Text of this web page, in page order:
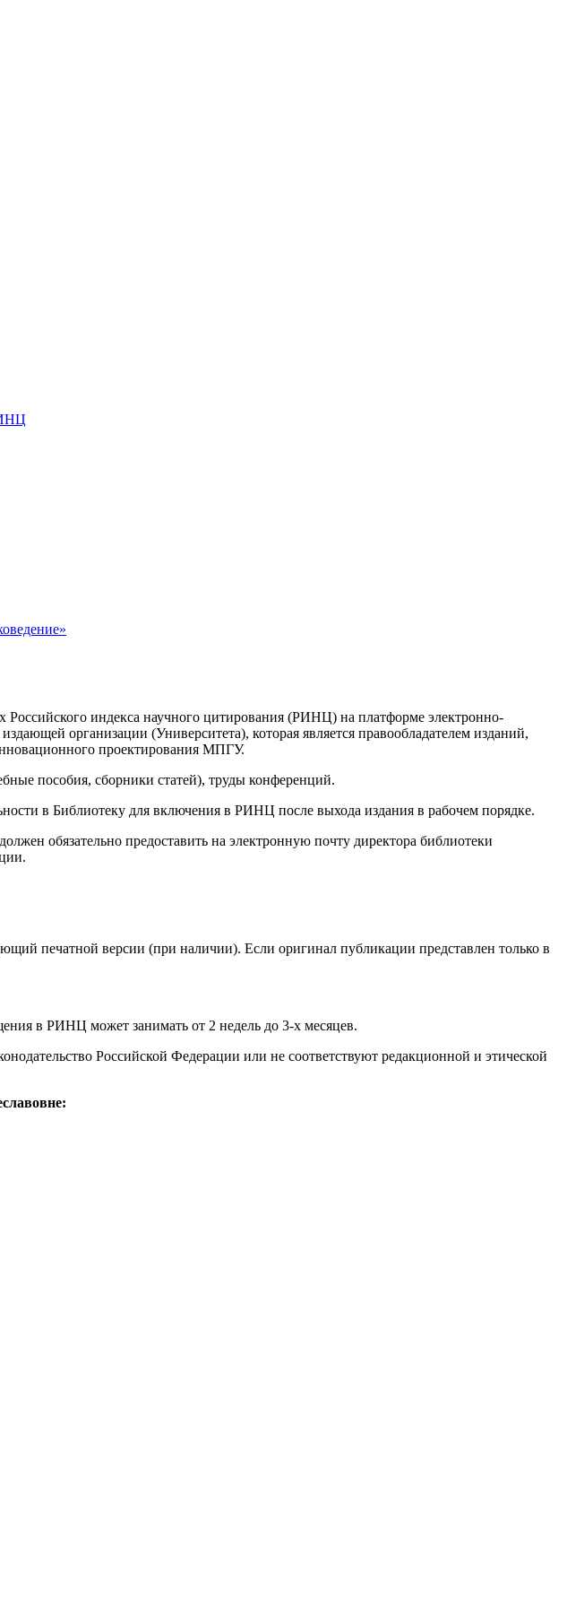
индекса научного цитирования (РИНЦ) на платформе электронно-
организации (Университета), которая является правообладателем изданий,
проектирования МПГУ.
пособия, сборники статей), труды конференций.
в Библиотеку для включения в РИНЦ после выхода издания в рабочем порядке.
обязательно предоставить на электронную почту директора библиотеки
печатной версии (при наличии). Если оригинал публикации представлен только в
в РИНЦ может занимать от 2 недель до 3-х месяцев.
Российской Федерации или не соответствуют редакционной и этической